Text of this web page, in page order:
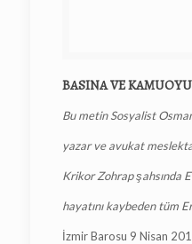
BASINA VE
Bu metin Sosyalist
yazar ve avukat
Krikor Zohrap şahsında
hayatını kaybeden tüm
İzmir Barosu 9 Nisan